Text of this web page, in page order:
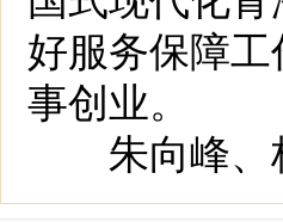
好服务保障
事创业。
朱向峰、